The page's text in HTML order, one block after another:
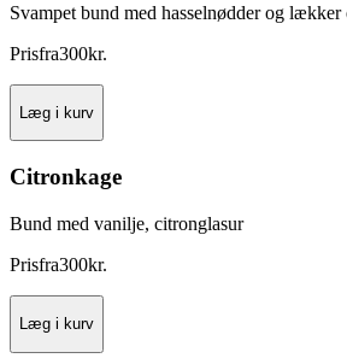
Svampet bund med hasselnødder og lækker
Prisfra300kr.
Læg i kurv
Citronkage
Bund med vanilje, citronglasur
Prisfra300kr.
Læg i kurv